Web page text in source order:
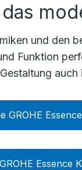
und den
Funktion
GROHE
Essence